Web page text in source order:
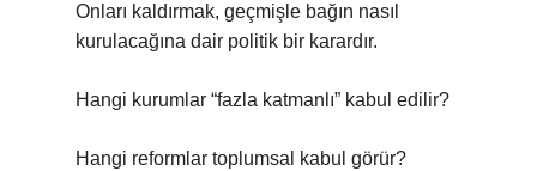
Onları kaldırmak, geçmişle bağın nasıl
kurulacağına dair politik bir karardır.
Hangi kurumlar “fazla katmanlı” kabul edilir?
Hangi reformlar toplumsal kabul görür?